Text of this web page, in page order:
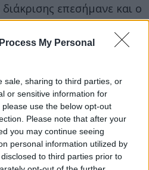
My Personal
sale, sharing to third parties, or
or sensitive information for
use the below opt-out
Please note that after your
you may continue seeing
personal information utilized by
to third parties prior to
επεσήμανε και ο
Φαρμάκων (ΕΟΦ), με
Σπύρου Σαπουνά:
Συμβούλιο του EUCROF.
που αναδεικνύει όχι μόνο
HACRO, αλλά και τη
συντελεστεί τα τελευταία
τομέα της κλινικής
της Πολιτείας, της